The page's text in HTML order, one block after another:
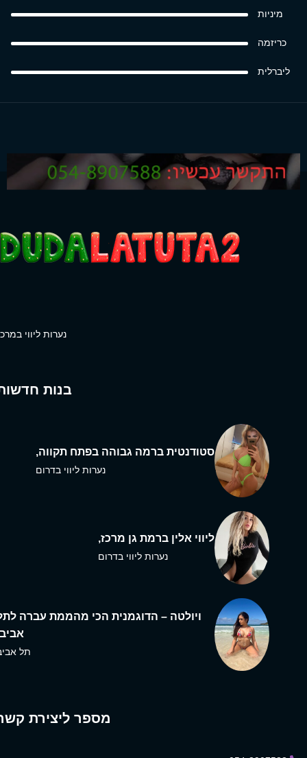
מיניות
כריזמה
ליברלית
נערות ליווי
בנות
סטודנטית ברמה גבוהה בפתח תקווה,
נערות ליווי בדרום
ליווי אלין ברמת גן מרכז,
נערות ליווי בדרום
ויולטה – הדוגמנית הכי מהממת עברה
תל
מספר ליצירת